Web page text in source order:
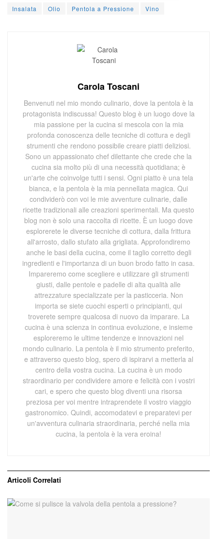
Insalata
Olio Pentola a Pressione Vino
Carola Toscani
Benvenuti nel mio mondo culinario, dove la pentola è la
protagonista indiscussa! Questo blog è un luogo dove la
mia passione per la cucina si mescola con la mia
profonda conoscenza delle tecniche di cottura e degli
strumenti che rendono possibile creare piatti deliziosi.
Sono un appassionato chef dilettante che crede che la
cucina sia molto più di una necessità quotidiana; è
un'arte che coinvolge tutti i sensi. Ogni piatto è una tela
bianca, e la pentola è la mia pennellata magica. Qui
condividerò con voi le mie avventure culinarie, dalle
ricette tradizionali alle creazioni sperimentali. Ma questo
blog non è solo una raccolta di ricette. È un luogo dove
esplorerete le diverse tecniche di cottura, dalla frittura
all'arrosto, dallo stufato alla grigliata. Approfondiremo
anche le basi della cucina, come il taglio corretto degli
ingredienti e l'importanza di un buon brodo fatto in casa.
Impareremo come scegliere e utilizzare gli strumenti
giusti, dalle pentole e padelle di alta qualità alle
attrezzature specializzate per la pasticceria. Non
importa se siete cuochi esperti o principianti, qui
troverete sempre qualcosa di nuovo da imparare. La
cucina è una scienza in continua evoluzione, e insieme
esploreremo le ultime tendenze e innovazioni nel
mondo culinario. La pentola è il mio strumento preferito,
e attraverso questo blog, spero di ispirarvi a metterla al
centro della vostra cucina. La cucina è un modo
straordinario per condividere amore e felicità con i vostri
cari, e spero che questo blog diventi una risorsa
preziosa per voi mentre intraprendete il vostro viaggio
gastronomico. Quindi, accomodatevi e preparatevi per
un'avventura culinaria straordinaria, perché nella mia
cucina, la pentola è la vera eroina!
Articoli Correlati